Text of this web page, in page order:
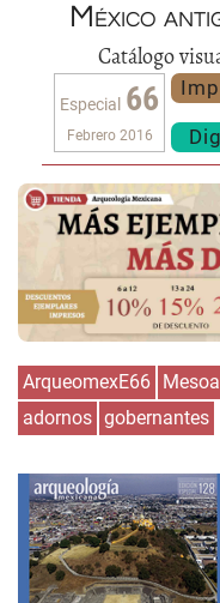
México
Catálogo
Especial 66
Febrero 2016
ArqueomexE66
adornos gobernantes